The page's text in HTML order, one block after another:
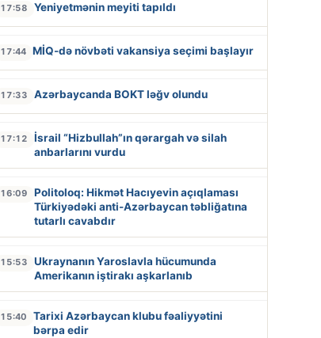
17:58 Yeniyetmənin meyiti tapıldı
17:44 MİQ-də növbəti vakansiya seçimi başlayır
17:33 Azərbaycanda BOKT ləğv olundu
17:12
İsrail “Hizbullah”ın qərargah və silah
anbarlarını vurdu
16:09
Politoloq: Hikmət Hacıyevin açıqlaması
Türkiyədəki anti-Azərbaycan təbliğatına
tutarlı cavabdır
15:53
Ukraynanın Yaroslavla hücumunda
Amerikanın iştirakı aşkarlanıb
15:40
Tarixi Azərbaycan klubu fəaliyyətini
bərpa edir